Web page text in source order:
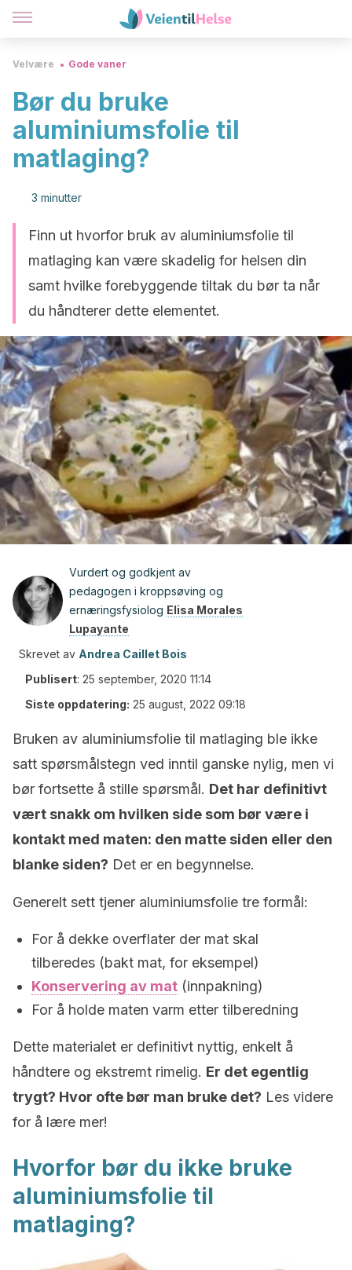
Velvære Gode vaner
Bør du bruke
aluminiumsfolie til
matlaging?
3 minutter
Finn ut hvorfor bruk av aluminiumsfolie til
matlaging kan være skadelig for helsen din
samt hvilke forebyggende tiltak du bør ta når
du håndterer dette elementet.
Vurdert og godkjent av
pedagogen i kroppsøving og
ernæringsfysiolog Elisa Morales
Lupayante
Skrevet av Andrea Caillet Bois
Publisert: 25 september, 2020 11:14
Siste oppdatering: 25 august, 2022 09:18
Bruken av aluminiumsfolie til matlaging ble ikke
satt spørsmålstegn ved inntil ganske nylig, men vi
bør fortsette å stille spørsmål. Det har definitivt
vært snakk om hvilken side som bør være i
kontakt med maten: den matte siden eller den
blanke siden? Det er en begynnelse.
Generelt sett tjener aluminiumsfolie tre formål:
For å dekke overflater der mat skal
tilberedes (bakt mat, for eksempel)
Konservering av mat (innpakning)
For å holde maten varm etter tilberedning
Dette materialet er definitivt nyttig, enkelt å
håndtere og ekstremt rimelig. Er det egentlig
trygt? Hvor ofte bør man bruke det? Les videre
for å lære mer!
Hvorfor bør du ikke bruke
aluminiumsfolie til
matlaging?